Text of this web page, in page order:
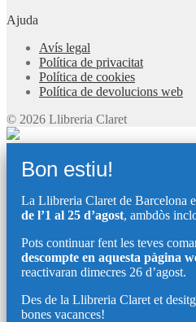
Ajuda
Avís legal
Política de privacitat
Política de cookies
Política de devolucions web
© 2026 Llibreria Claret
Bon estiu!
La Llibreria Claret de Barcelona
de l’1 al 25 d’agost, ambdòs
Pots continuar fent les teves
descompte en aquesta pàgina
reactivaran dimecres 26 d’agost.
Des de la Llibreria Claret et
bones vacances!